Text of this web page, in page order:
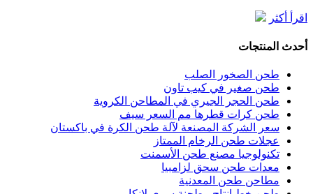
اقرأ أكثر
أحدث المنتجات
طحن الصخور الصلب
طحن صغير في كيب تاون
طحن الحجر الجيري في المطاحن الكروية
طحن كرات قطرها مم السعر سيف
سعر الشركة المصنعة لآلة طحن الكرة في باكستان
عجلات طحن الرخام الممتاز
تكنولوجيا مصنع طحن الأسمنت
معدات طحن سحق لزامبيا
مطاحن طحن المعدنية